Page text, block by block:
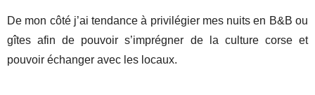
De mon côté j’ai tendance à privilégier mes nuits en B&B ou
gîtes afin de pouvoir s’imprégner de la culture corse et
pouvoir échanger avec les locaux.